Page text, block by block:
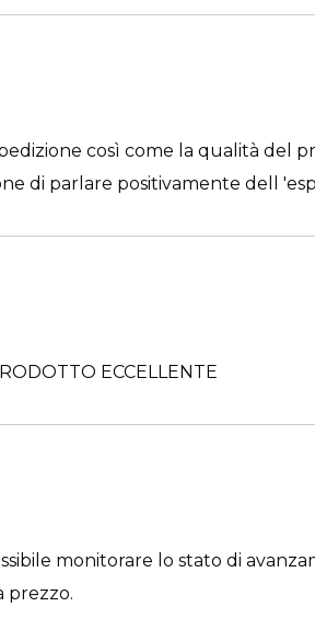
così come la qualità
di parlare positivamente dell
ECCELLENTE
monitorare lo stato di
prezzo.